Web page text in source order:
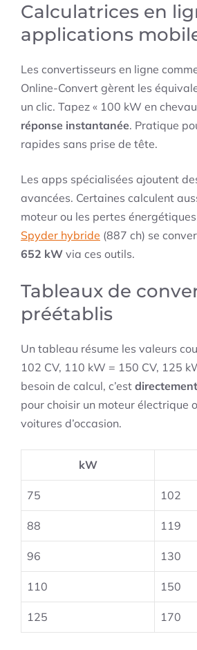
Calculatrices en
applications
Les convertisseurs en ligne
Online-Convert gèrent les
un clic. Tapez « 100 kW en
réponse instantanée. Pratique
rapides sans prise de tête.
Les apps spécialisées ajoutent
avancées. Certaines calculent
moteur ou les pertes
Spyder hybride (887 ch) se
652 kW via ces outils.
Tableaux de
préétablis
Un tableau résume les valeurs
102 CV, 110 kW = 150 CV, 125
besoin de calcul, c’est
pour choisir un moteur électrique
voitures d’occasion.
kW
75 102
88 119
96 130
110 150
125 170